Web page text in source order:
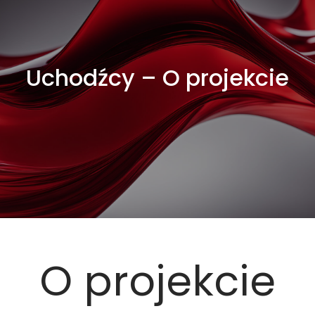
Uchodźcy – O projekcie
O projekcie